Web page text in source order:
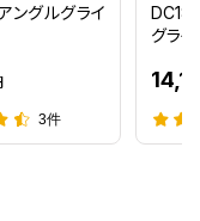
ングルグライ
3件
グラ